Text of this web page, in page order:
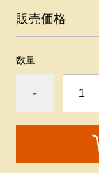
販売価格
数量
-